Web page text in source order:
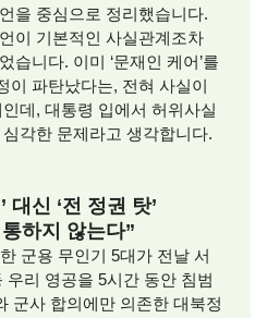
을 중심으로 정리했습니다.
이 기본적인 사실관계조차
습니다. 이미 ‘문재인 케어’를
이 파탄났다는, 전혀 사실이
데, 대통령 입에서 허위사실
각한 문제라고 생각합니다.
대신 ‘전 정권 탓’
하지 않는다”
군용 무인기 5대가 전날 서
우리 영공을 5시간 동안 침범
군사 합의에만 의존한 대북정